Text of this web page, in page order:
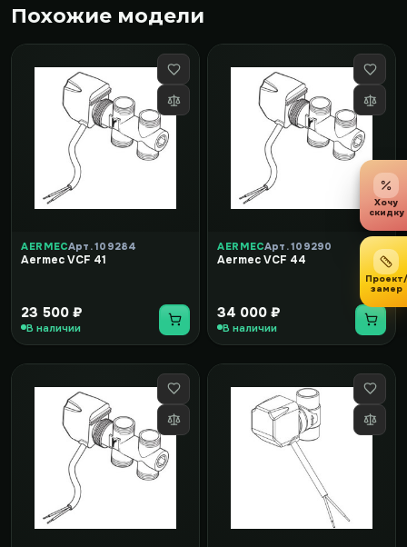
Похожие модели
AERMECАрт. 109284
Aermec VCF 41
23 500 ₽
В наличии
AERMECАрт. 109290
Aermec VCF 44
34 000 ₽
В наличии
Хочу
скидку
Проект/
замер